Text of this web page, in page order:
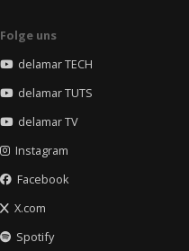
Folge uns
delamar TECH
delamar TUTS
delamar TV
Instagram
Facebook
X.com
Spotify